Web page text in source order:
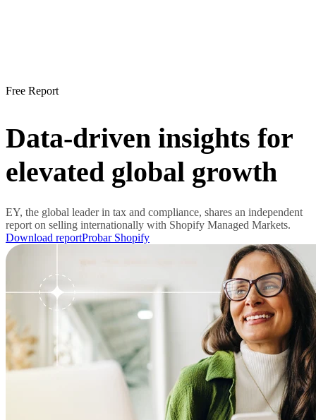
Free Report
Data-driven insights for
elevated global growth
EY, the global leader in tax and compliance, shares an independent
report on selling internationally with Shopify Managed Markets.
Download reportProbar Shopify